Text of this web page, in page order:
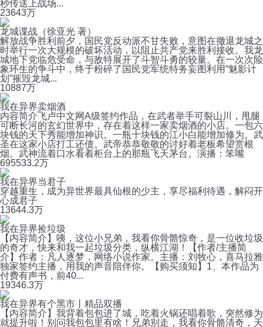
秒传送上战场...
23643万
龙城谍战（徐亚光 著）
解放战争胜利前夕，国民党反动派不甘失败，意图在撤退龙城之
时举行一次大规模的破坏活动，以阻止共产党来胜利接收。我龙
城地下党临危受命，与敌特展开了斗智斗勇的较量。在一次次险
象环生的争斗中，终于粉碎了国民党军统特务妄图利用“魅影计
划”摧毁龙城...
10887万
我在异界卖烟酒
内容简介飞卢中文网A级签约作品，在武者举手可裂山川，甩腿
可断长河的玄幻世界中，存在着这样一家卖烟酒的小店。一包六
块钱的天下秀能增加神识。一瓶十块钱的江小白能增加修为。武
圣在这家小店打工还债。武帝恭恭敬敬的讨好着老板希望赏根
烟。武神流着口水看着柜台上的那瓶飞天茅台。演播：笨嘴
695533.2万
我在异界当君子
穿越重生，成为异世界最具仙根的少主，享尽福利待遇，解闷开
心成君子
13644.3万
我在异界捡垃圾
【内容简介】咦，这位小兄弟，我看你骨骼惊奇，是一位收垃圾
的奇才，快来和我一起垃圾分类，纵横江湖！【作者/主播简
介】作者：凡人逐梦，网络小说作家。主播：刘牧心，喜马拉雅
独家签约主播，用我的声音陪伴你。【购买须知】1、本作品为
付费有声书，前40...
19346.3万
我在异界有个黑市丨精品双播
【内容简介】我背着包包进了城，吃着火锅还唱着歌，突然修为
就提升啦！别问我包包里有啥！兄弟别走，我看你骨骼清奇，天